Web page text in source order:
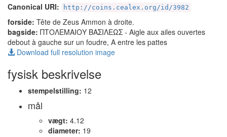
Canonical URI: http://coins.cealex.org/id/3982
forside: Tête de Zeus Ammon à droite.
bagside: ΠΤΟΛΕΜΑΙΟΥ ΒΑΣΙΛΕΩΣ - Aigle aux ailes ouvertes
debout à gauche sur un foudre, A entre les pattes
Download full resolution image
fysisk beskrivelse
stempelstilling: 12
mål
vægt: 4.12
diameter: 19